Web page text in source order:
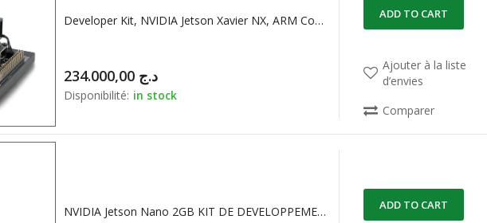
Developer Kit, NVIDIA Jetson Xavier NX, ARM Cortex-A78AE CPU, Volta, 8GB RAM ( 110061381 )
د.ج
Disponibilité: in stock
ADD TO CART
Ajouter à la liste
d’envies
Comparer
NVIDIA Jetson Nano 2GB KIT DE DEVELOPPEMENT ADD TO CART